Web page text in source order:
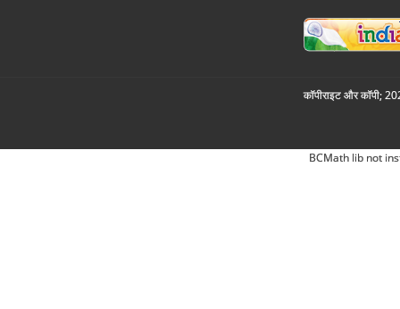
कॉपीराइट और कॉपी;
BCMath lib not